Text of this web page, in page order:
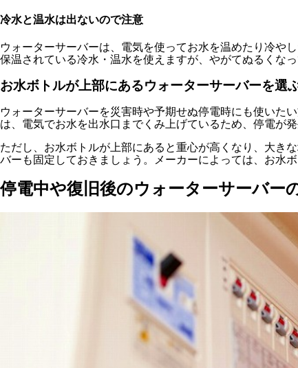
冷水と温水は出ないので注意
ウォーターサーバーは、電気を使ってお水を温めたり冷や
保温されている冷水・温水を使えますが、やがてぬるくな
お水ボトルが上部にあるウォーターサーバーを選
ウォーターサーバーを災害時や予期せぬ停電時にも使いた
は、電気でお水を出水口までくみ上げているため、停電が
ただし、お水ボトルが上部にあると重心が高くなり、大き
バーも固定しておきましょう。メーカーによっては、お水
停電中や復旧後のウォーターサーバー